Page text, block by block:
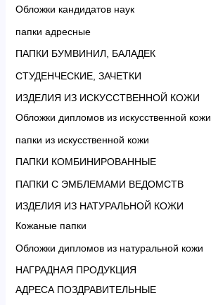
Обложки кандидатов наук
папки адресные
ПАПКИ БУМВИНИЛ, БАЛАДЕК
СТУДЕНЧЕСКИЕ, ЗАЧЕТКИ
ИЗДЕЛИЯ ИЗ ИСКУССТВЕННОЙ КОЖИ
Обложки дипломов из искусственной кожи
папки из искусственной кожи
ПАПКИ КОМБИНИРОВАННЫЕ
ПАПКИ С ЭМБЛЕМАМИ ВЕДОМСТВ
ИЗДЕЛИЯ ИЗ НАТУРАЛЬНОЙ КОЖИ
Кожаные папки
Обложки дипломов из натуральной кожи
НАГРАДНАЯ ПРОДУКЦИЯ
АДРЕСА ПОЗДРАВИТЕЛЬНЫЕ